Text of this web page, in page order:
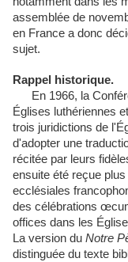
assemblée de
en France a donc
sujet.
Rappel historique.
En 1966, la
Églises luthériennes
trois juridictions de
d'adopter une
récitée par leurs
ensuite été reçue
ecclésiales
des célébrations
offices dans les
La version du Notre
distinguée du texte